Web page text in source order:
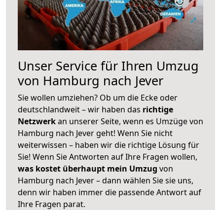
Unser Service für Ihren Umzug
von Hamburg nach Jever
Sie wollen umziehen? Ob um die Ecke oder
deutschlandweit – wir haben das richtige
Netzwerkan unserer Seite, wenn es Umzüge von
Hamburg nach Jever geht! Wenn Sie nicht
weiterwissen – haben wir die richtige Lösung für
Sie! Wenn Sie Antworten auf Ihre Fragen wollen,
was kostet überhaupt mein Umzug von
Hamburg nach Jever – dann wählen Sie sie uns,
denn wir haben immer die passende Antwort auf
Ihre Fragen parat.